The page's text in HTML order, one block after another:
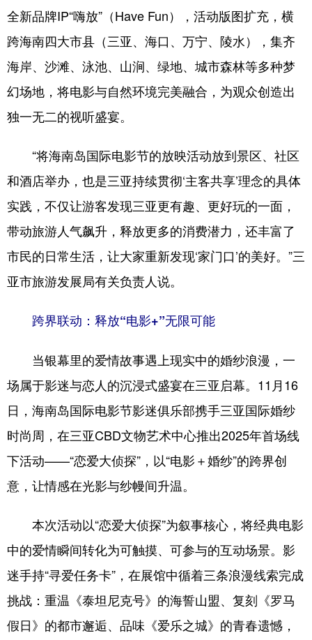
全新品牌IP“嗨放”（Have Fun），活动版图扩充，横
跨海南四大市县（三亚、海口、万宁、陵水），集齐
海岸、沙滩、泳池、山涧、绿地、城市森林等多种梦
幻场地，将电影与自然环境完美融合，为观众创造出
独一无二的视听盛宴。
“将海南岛国际电影节的放映活动放到景区、社区
和酒店举办，也是三亚持续贯彻‘主客共享’理念的具体
实践，不仅让游客发现三亚更有趣、更好玩的一面，
带动旅游人气飙升，释放更多的消费潜力，还丰富了
市民的日常生活，让大家重新发现‘家门口’的美好。”三
亚市旅游发展局有关负责人说。
跨界联动：释放“电影+”无限可能
当银幕里的爱情故事遇上现实中的婚纱浪漫，一
场属于影迷与恋人的沉浸式盛宴在三亚启幕。11月16
日，海南岛国际电影节影迷俱乐部携手三亚国际婚纱
时尚周，在三亚CBD文物艺术中心推出2025年首场线
下活动——“恋爱大侦探”，以“电影＋婚纱”的跨界创
意，让情感在光影与纱幔间升温。
本次活动以“恋爱大侦探”为叙事核心，将经典电影
中的爱情瞬间转化为可触摸、可参与的互动场景。影
迷手持“寻爱任务卡”，在展馆中循着三条浪漫线索完成
挑战：重温《泰坦尼克号》的海誓山盟、复刻《罗马
假日》的都市邂逅、品味《爱乐之城》的青春遗憾，